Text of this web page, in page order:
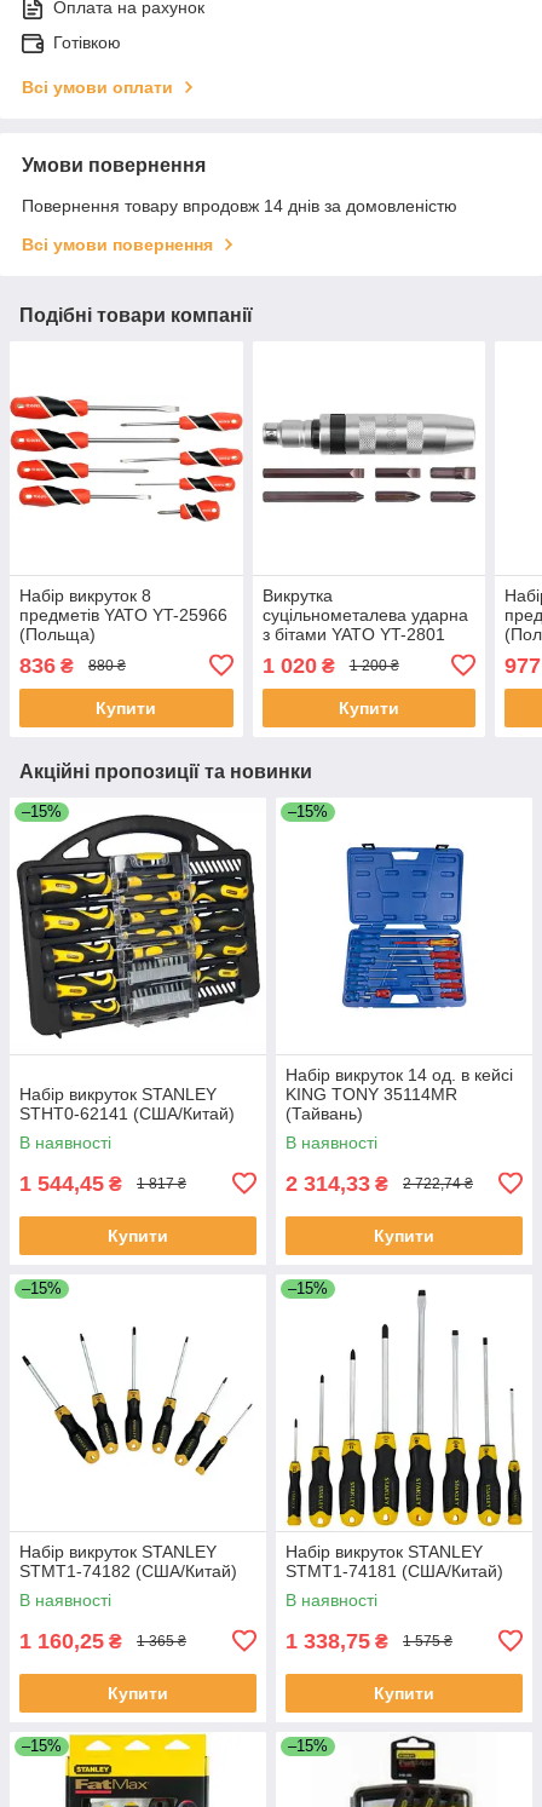
Оплата на рахунок
Готівкою
Всі умови оплати
Умови повернення
Повернення товару впродовж 14 днів за домовленістю
Всі умови повернення
Подібні товари компанії
Набір викруток 8
предметів YATO YT-25966
(Польща)
836 ₴ 880 ₴
Купити
Викрутка
суцільнометалева ударна
з бітами YATO YT-2801
1 020₴ 1 200 ₴
Купити
Акційні пропозиції та новинки
–15%
Набір викруток STANLEY
STHT0-62141 (США/Китай)
В наявності
1 544,45 ₴ 1 817 ₴
Купити
–15%
Набір викруток 14 од. в кейсі
KING TONY 35114MR
(Тайвань)
В наявності
2 314,33 ₴ 2 722,74 ₴
Купити
–15%
Набір викруток STANLEY
STMT1-74182 (США/Китай)
В наявності
1 160,25 ₴ 1 365 ₴
Купити
–15%
Набір викруток STANLEY
STMT1-74181 (США/Китай)
В наявності
1 338,75 ₴ 1 575 ₴
Купити
–15% –15%